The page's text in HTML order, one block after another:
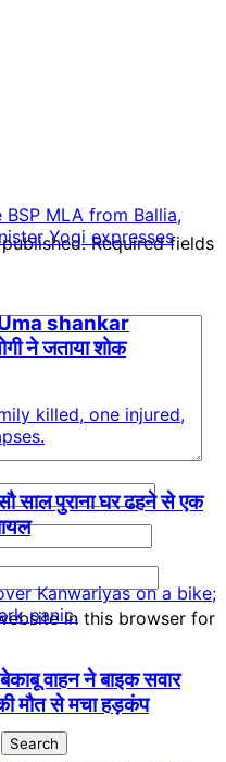
Required fields
in this browser for
Search
Uma shankar
ने जताया शोक
पुराना घर ढहने से एक
वाहन ने बाइक सवार
मौत से मचा हड़कंप